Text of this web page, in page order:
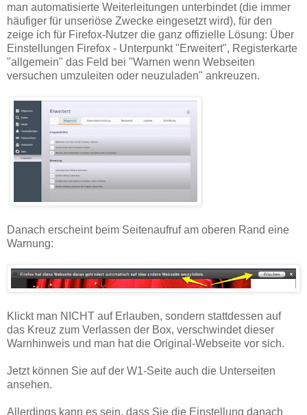
man automatisierte Weiterleitungen unterbindet (die immer
häufiger für unseriöse Zwecke eingesetzt wird), für den
zeige ich für Firefox-Nutzer die ganz offizielle Lösung: Über
Einstellungen Firefox - Unterpunkt "Erweitert", Registerkarte
"allgemein" das Feld bei "Warnen wenn Webseiten
versuchen umzuleiten oder neuzuladen" ankreuzen.
Danach erscheint beim Seitenaufruf am oberen Rand eine
Warnung:
Klickt man NICHT auf Erlauben, sondern stattdessen auf
das Kreuz zum Verlassen der Box, verschwindet dieser
Warnhinweis und man hat die Original-Webseite vor sich.
Jetzt können Sie auf der W1-Seite auch die Unterseiten
ansehen.
Allerdings kann es sein, dass Sie die Einstellung danach